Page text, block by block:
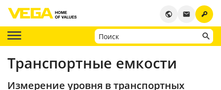
key
email
public
Транспортные емкости
Измерение уровня в транспортных